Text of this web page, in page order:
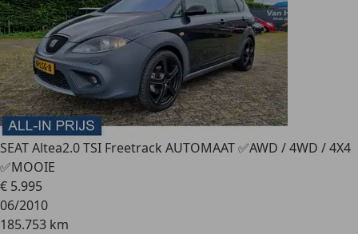
SEAT Altea2.0 TSI Freetrack AUTOMAAT ✅AWD / 4WD / 4X4
✅MOOIE
€ 5.995
06/2010
185.753 km